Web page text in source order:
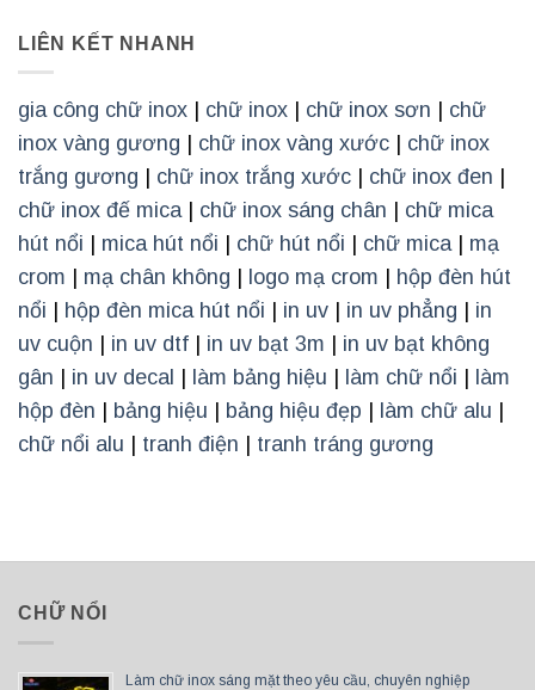
LIÊN KẾT NHANH
gia công chữ inox chữ inox chữ inox sơn
chữ
inox vàng gương
chữ inox vàng xước
chữ inox
trắng gương
chữ inox trắng xước chữ inox đen
chữ inox đế mica| chữ inox sáng chân
chữ mica
hút nổi
mica hút nổi chữ hút nổi chữ mica| mạ
crom
mạ chân không logo mạ crom
hộp đèn hút
nổi
hộp đèn mica hút nổi in uv in uv phẳng
in
uv cuộn
in uv dtf in uv bạt 3m
in uv bạt không
gân
in uv decal làm bảng hiệu làm chữ nổi
làm
hộp đèn
bảng hiệu bảng hiệu đẹp làm chữ alu
chữ nổi alu
tranh điện tranh tráng gương
CHỮ NỔI
Làm chữ inox sáng mặt theo yêu cầu, chuyên nghiệp